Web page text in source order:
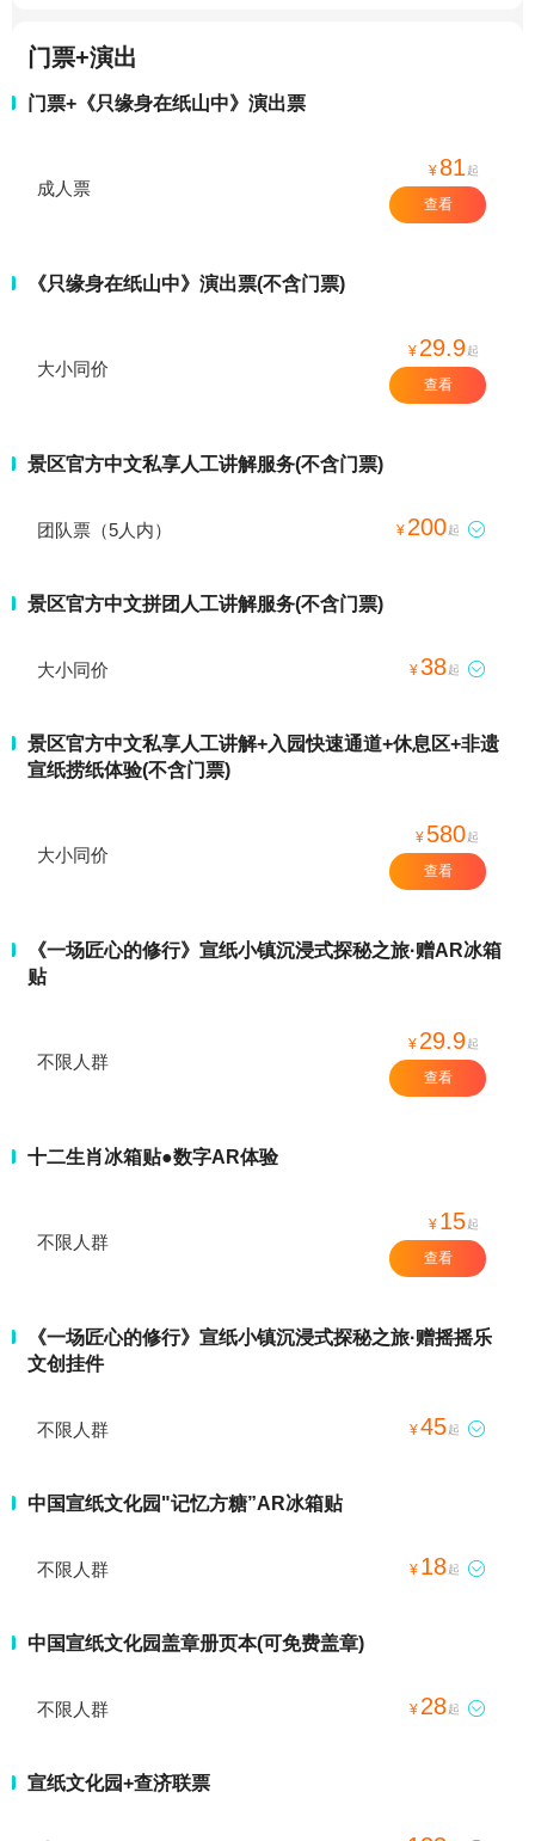
门票+演出
门票+《只缘身在纸山中》演出票
成人票
¥ 81 起
查看
《只缘身在纸山中》演出票(不含门票)
大小同价
¥ 29.9起
查看
景区官方中文私享人工讲解服务(不含门票)
团队票（5人内） ¥ 200起 
景区官方中文拼团人工讲解服务(不含门票)
大小同价 ¥38起 
景区官方中文私享人工讲解+入园快速通道+休息区+非遗
宣纸捞纸体验(不含门票)
大小同价
¥ 580起
查看
《一场匠心的修行》宣纸小镇沉浸式探秘之旅·赠AR冰箱
贴
不限人群
¥ 29.9起
查看
十二生肖冰箱贴●数字AR体验
不限人群
¥ 15起
查看
《一场匠心的修行》宣纸小镇沉浸式探秘之旅·赠摇摇乐
文创挂件
不限人群 ¥45起 
中国宣纸文化园"记忆方糖”AR冰箱贴
不限人群 ¥ 18起 
中国宣纸文化园盖章册页本(可免费盖章)
不限人群 ¥ 28起 
宣纸文化园+查济联票